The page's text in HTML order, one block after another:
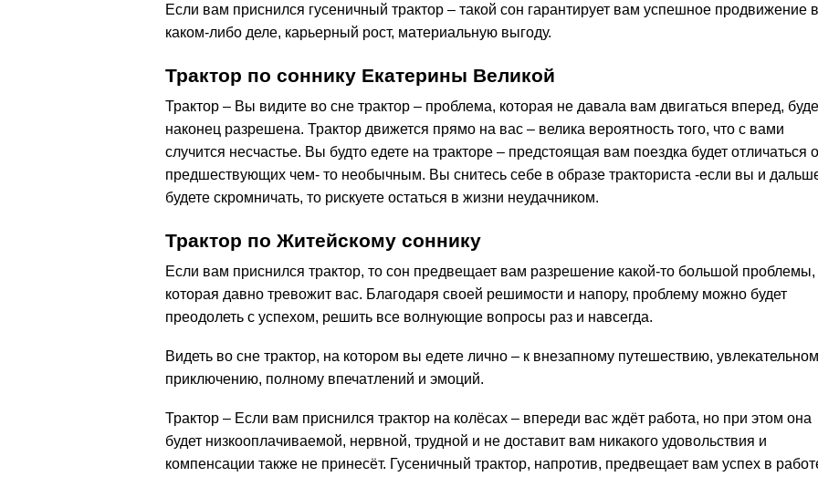
Если вам приснился гусеничный трактор – такой сон гарантирует вам успешное продвижение в
каком-либо деле, карьерный рост, материальную выгоду.
Трактор по соннику Екатерины Великой
Трактор – Вы видите во сне трактор – проблема, которая не давала вам двигаться вперед,
наконец разрешена. Трактор движется прямо на вас – велика вероятность того, что с вами
случится несчастье. Вы будто едете на тракторе – предстоящая вам поездка будет отличаться
предшествующих чем- то необычным. Вы снитесь себе в образе тракториста -если вы и
будете скромничать, то рискуете остаться в жизни неудачником.
Трактор по Житейскому соннику
Если вам приснился трактор, то сон предвещает вам разрешение какой-то большой проблемы,
которая давно тревожит вас. Благодаря своей решимости и напору, проблему можно будет
преодолеть с успехом, решить все волнующие вопросы раз и навсегда.
Видеть во сне трактор, на котором вы едете лично – к внезапному путешествию,
приключению, полному впечатлений и эмоций.
Трактор – Если вам приснился трактор на колёсах – впереди вас ждёт работа, но при этом она
будет низкооплачиваемой, нервной, трудной и не доставит вам никакого удовольствия и
компенсации также не принесёт. Гусеничный трактор, напротив, предвещает вам успех в